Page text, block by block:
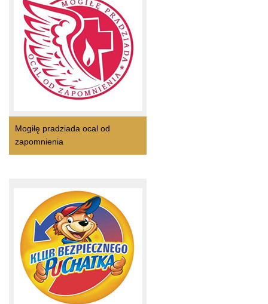
Mogiłę pradziada ocal od
zapomnienia